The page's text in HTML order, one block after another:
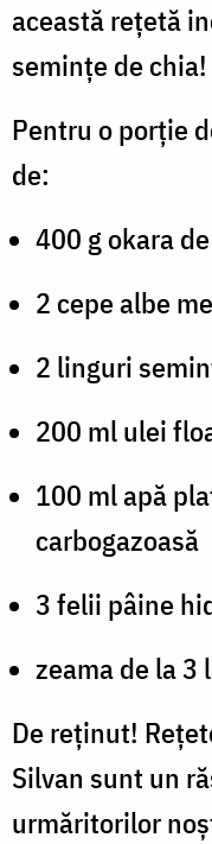
această rețetă
semințe de chia!
Pentru o porție
de:
400 g okara
2 cepe albe
2 linguri
200 ml ulei
100 ml apă
carbogazoasă
3 felii pâine
zeama de la 3
De reținut!
Silvan sunt un
urmăritorilor